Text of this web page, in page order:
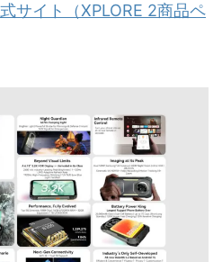
サイト（XPLORE 2商品ペ